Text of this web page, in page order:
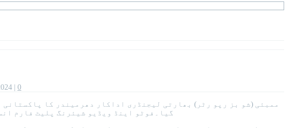
| 0
ممبئی (شو بز رپو رٹر) بھارتی لیجنڈری اداکار دھرمیندر کا
گیا۔فوٹو اینڈ ویڈیو شیئرنگ پلیٹ فارم